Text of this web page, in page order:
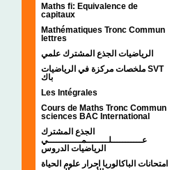
Maths fi: Equivalence de
capitaux
Mathématiques Tronc Commun
lettres
الرياضيات الجذع المشترك علمي
ملخصات مركزة في الرياضيات SVT
باك
Les Intégrales
Cours de Maths Tronc Commun
sciences BAC International
الجذع المشترك
عـــــــــــلــــــــمــــــــــــي
الرياضيات الدروس
امتحانات الباكالوريا احرار علوم الحياة